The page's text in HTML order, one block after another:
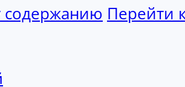
содержанию Перейти